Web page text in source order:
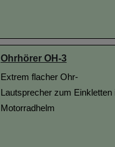
Ohrhörer OH-3
Extrem flacher Ohr-
Lautsprecher zum Einkletten
Motorradhelm